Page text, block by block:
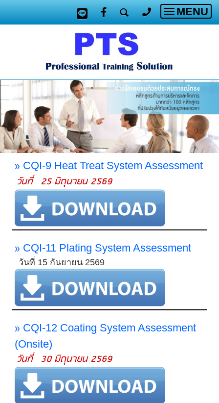
Toggle
MENU
» CQI-9 Heat Treat System Assessment
วันที่ 25 มิถุนายน 2569
» CQI-11 Plating System Assessment
วันที่ 15 กันยายน 2569
» CQI-12 Coating System Assessment
(Onsite)
วันที่ 30 มิถุนายน 2569